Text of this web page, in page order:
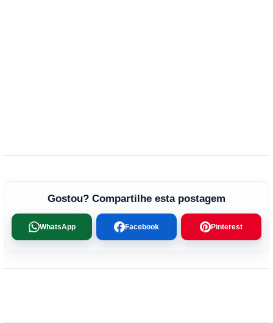
Gostou? Compartilhe esta postagem
WhatsApp Facebook Pinterest